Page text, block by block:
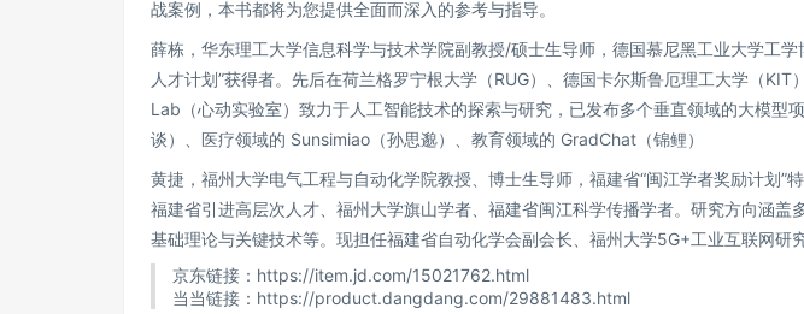
战案例，本书都将为您提供全面而深入的参考与指导。
薛栋，华东理工大学信息科学与技术学院副教授/硕士生导师，德国慕尼黑工业大学工学
人才计划”获得者。先后在荷兰格罗宁根大学（RUG）、德国卡尔斯鲁厄理工大学（
Lab（心动实验室）致力于人工智能技术的探索与研究，已发布多个垂直领域的大模型
谈）、医疗领域的 Sunsimiao（孙思邈）、教育领域的 GradChat（锦鲤）
黄捷，福州大学电气工程与自动化学院教授、博士生导师，福建省“闽江学者奖励计划”
福建省引进高层次人才、福州大学旗山学者、福建省闽江科学传播学者。研究方向涵盖
基础理论与关键技术等。现担任福建省自动化学会副会长、福州大学5G+工业互联网研
京东链接：https://item.jd.com/15021762.html
当当链接：https://product.dangdang.com/29881483.html